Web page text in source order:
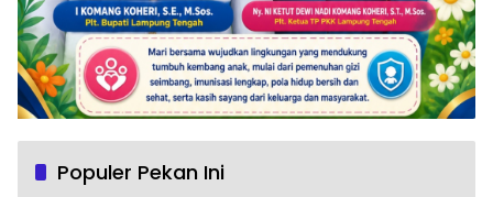
Populer Pekan Ini